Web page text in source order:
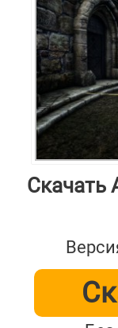
Скачать